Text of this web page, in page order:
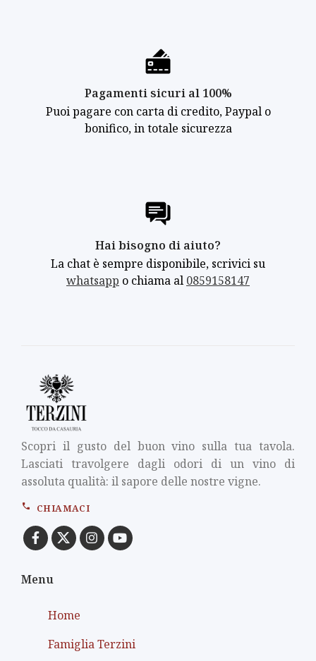
Pagamenti sicuri al 100%
Puoi pagare con carta di credito, Paypal o
bonifico, in totale sicurezza
Hai bisogno di aiuto?
La chat è sempre disponibile, scrivici su
whatsapp o chiama al 0859158147
Scopri il gusto del buon vino sulla tua tavola.
Lasciati travolgere dagli odori di un vino di
assoluta qualità: il sapore delle nostre vigne.
CHIAMACI
Menu
Home
Famiglia Terzini